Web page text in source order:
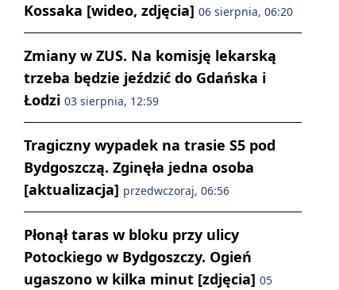
Kossaka [wideo, zdjęcia] 06 sierpnia, 06:20
Zmiany w ZUS. Na komisję lekarską
trzeba będzie jeździć do Gdańska i
Łodzi 03 sierpnia, 12:59
Tragiczny wypadek na trasie S5 pod
Bydgoszczą. Zginęła jedna osoba
[aktualizacja] przedwczoraj, 06:56
Płonął taras w bloku przy ulicy
Potockiego w Bydgoszczy. Ogień
ugaszono w kilka minut [zdjęcia] 05